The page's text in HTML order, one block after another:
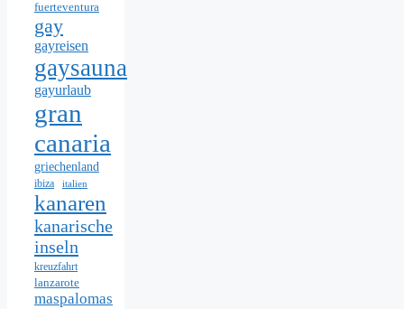
fuerteventura
gay
gayreisen
gaysauna
gayurlaub
gran
canaria
griechenland
ibiza italien
kanaren
kanarische
inseln
kreuzfahrt
lanzarote
maspalomas